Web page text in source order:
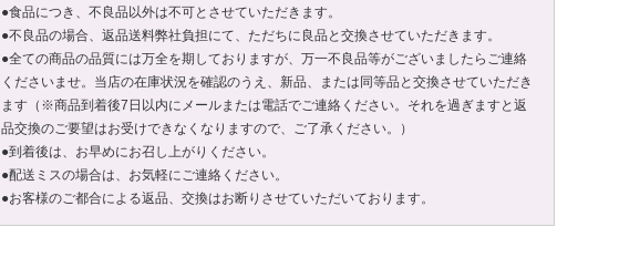
●食品につき、不良品以外は不可とさせていただきます。
●不良品の場合、返品送料弊社負担にて、ただちに良品と交換させていただきます。
●全ての商品の品質には万全を期しておりますが、万一不良品等がございましたらご連絡
くださいませ。当店の在庫状況を確認のうえ、新品、または同等品と交換させていただき
ます（※商品到着後7日以内にメールまたは電話でご連絡ください。それを過ぎますと返
品交換のご要望はお受けできなくなりますので、ご了承ください。）
●到着後は、お早めにお召し上がりください。
●配送ミスの場合は、お気軽にご連絡ください。
●お客様のご都合による返品、交換はお断りさせていただいております。